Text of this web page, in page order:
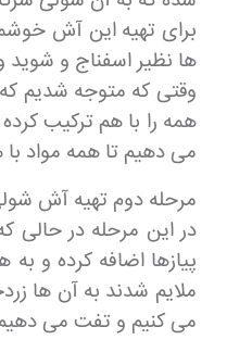
برای تهیه این آش
ها نظیر اسفناج و شوید
وقتی که متوجه شدیم
همه را با هم ترکیب
می دهیم تا همه مواد
مرحله دوم تهیه آش
در این مرحله در حالی
ملایم شدند به آن ها
می کنیم و تفت می